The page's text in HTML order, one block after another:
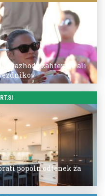
razhodu zahtevale ali
popoln odtenek za